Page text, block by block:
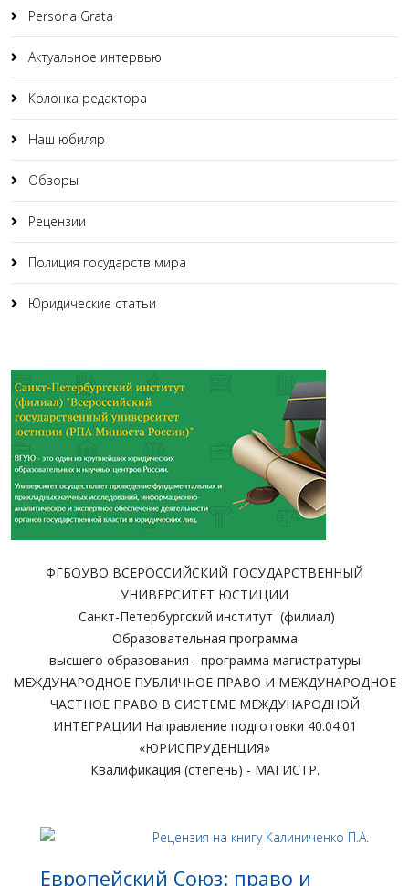
Persona Grata
Актуальное интервью
Колонка редактора
Наш юбиляр
Обзоры
Рецензии
Полиция государств мира
Юридические статьи
ФГБОУВО ВСЕРОССИЙСКИЙ ГОСУДАРСТВЕННЫЙ
УНИВЕРСИТЕТ ЮСТИЦИИ
Санкт-Петербургский институт (филиал)
Образовательная программа
высшего образования - программа магистратуры
МЕЖДУНАРОДНОЕ ПУБЛИЧНОЕ ПРАВО И МЕЖДУНАРОДНОЕ
ЧАСТНОЕ ПРАВО В СИСТЕМЕ МЕЖДУНАРОДНОЙ
ИНТЕГРАЦИИ Направление подготовки 40.04.01
«ЮРИСПРУДЕНЦИЯ»
Квалификация (степень) - МАГИСТР.
Европейский Союз: право и